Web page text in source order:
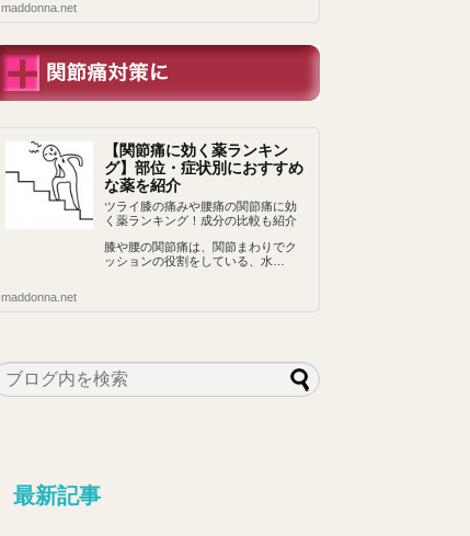
maddonna.net
【関節痛に効く薬ランキン
グ】部位・症状別におすすめ
な薬を紹介
ツライ膝の痛みや腰痛の関節痛に効
く薬ランキング！成分の比較も紹介
膝や腰の関節痛は、関節まわりでク
ッションの役割をしている、水…
maddonna.net
最新記事